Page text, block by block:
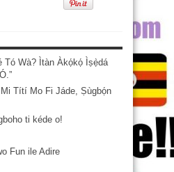
Tó Wà? Ìtàn Àkọ́kọ́ Ìṣẹ̀dá
Títí Mo Fi Jáde, Ṣùgbọ́n
ti kéde o!
Fun ile Adire